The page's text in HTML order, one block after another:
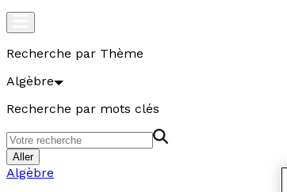
Recherche par Thème
Algèbre
Recherche par mots clés
Aller
Algèbre